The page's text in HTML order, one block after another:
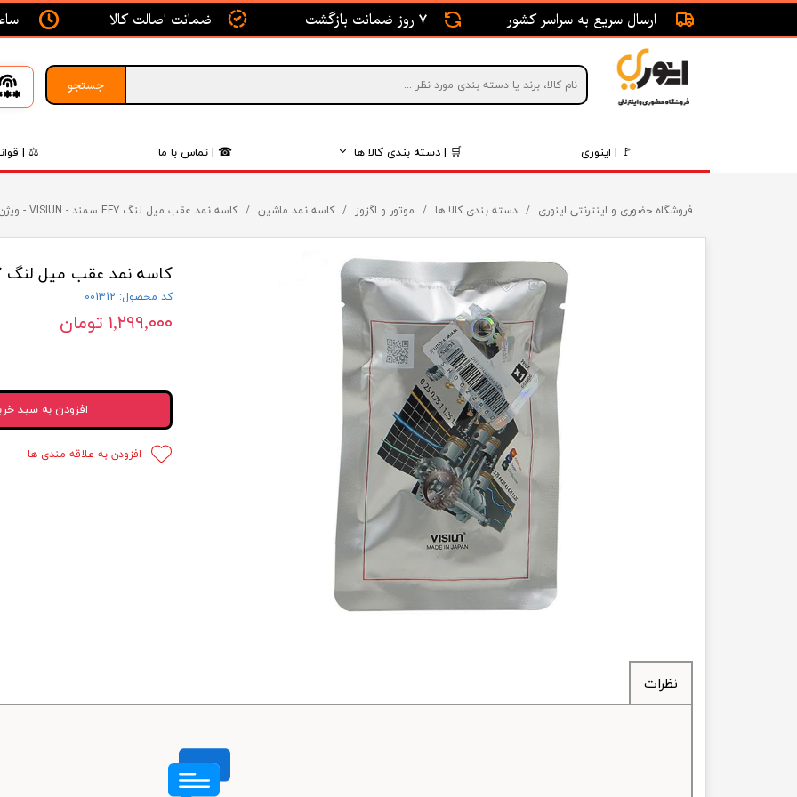
جستجو
🚩 | اینوری 🛒 | دسته بندی کالا ها
موتور و اگزوز
برقی و الکتریکی
رینگ و لاستیک
روغن و فیلتر
قطعات داخلی
انتقال قدرت
فرمان، جلوبندی و ترمز
لوازم جانبی و اسپرت
بلبرینگ ماشین
کاسه نمد ماشین
اورینگ ماشین
☎ | تماس با ما ⚖ |
ارسال سریع به سراسر کشور 7 روز ضمانت بازگشت ضمانت اصالت کالا
فروشگاه حضوری و اینترنتی اینوری دسته بندی کالا ها موتور و اگزوز کاسه نمد ماشین کاسه نمد عقب میل لنگ EF7 سمند - VISIUN - ویژن
کاسه نمد عقب میل لنگ EF7 سمند - VISIUN - ویژن
کد محصول: 001312
۱,۲۹۹,۰۰۰ تومان
افزودن به سبد
افزودن به علاقه مندی ها
نظرات